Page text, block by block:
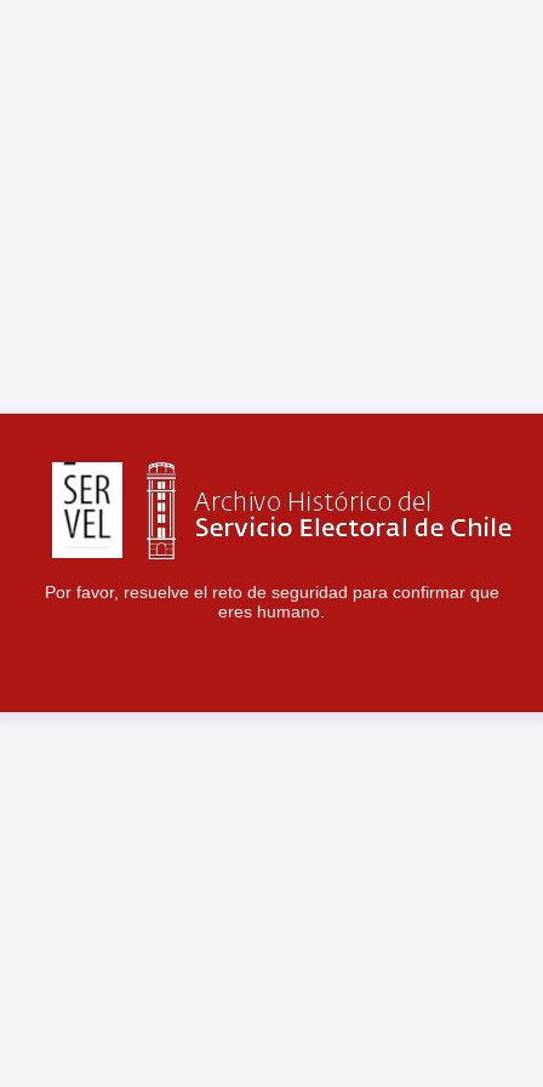
Por favor, resuelve el reto de seguridad para confirmar que
eres humano.